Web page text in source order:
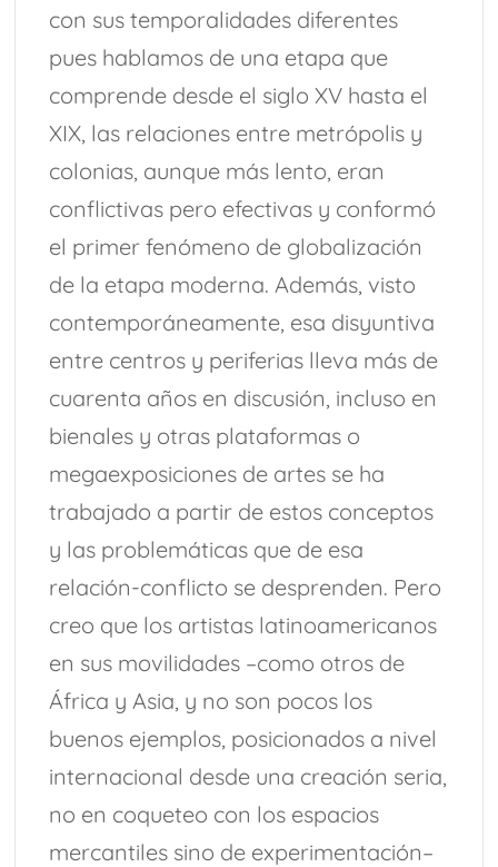
con sus temporalidades diferentes
pues hablamos de una etapa que
comprende desde el siglo XV hasta el
XIX, las relaciones entre metrópolis y
colonias, aunque más lento, eran
conflictivas pero efectivas y conformó
el primer fenómeno de globalización
de la etapa moderna. Además, visto
contemporáneamente, esa disyuntiva
entre centros y periferias lleva más de
cuarenta años en discusión, incluso en
bienales y otras plataformas o
megaexposiciones de artes se ha
trabajado a partir de estos conceptos
y las problemáticas que de esa
relación-conflicto se desprenden. Pero
creo que los artistas latinoamericanos
en sus movilidades –como otros de
África y Asia, y no son pocos los
buenos ejemplos, posicionados a nivel
internacional desde una creación seria,
no en coqueteo con los espacios
mercantiles sino de experimentación–